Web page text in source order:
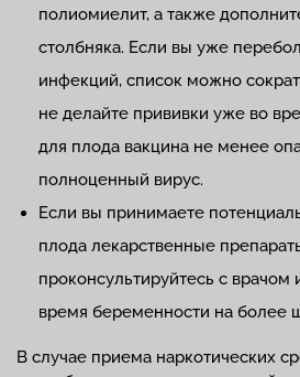
полиомиелит, а также
столбняка. Если вы уже
инфекций, список можно
не делайте прививки уже во
для плода вакцина не менее
полноценный вирус.
Если вы принимаете
плода лекарственные
проконсультируйтесь с врачом
время беременности на более
В случае приема наркотических